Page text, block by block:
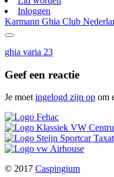
Inloggen
Karmann Ghia Club
ghia varia 23
Geef een reactie
Je moet ingelogd zijn op om
© 2017 Caspingium